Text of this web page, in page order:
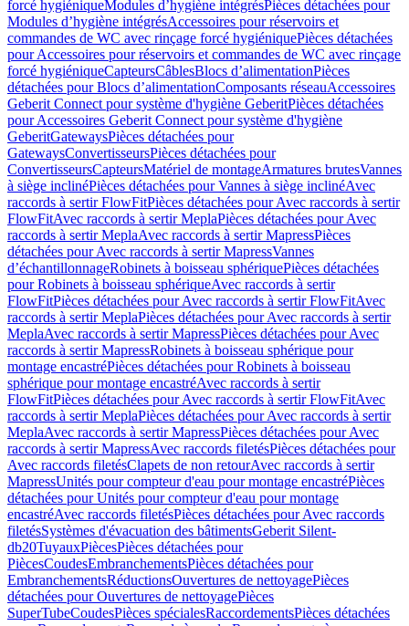
forcé hygiéniqueModules d’hygiène intégrésPièces détachées pour
Modules d’hygiène intégrésAccessoires pour réservoirs et
commandes de WC avec rinçage forcé hygiéniquePièces détachées
pour Accessoires pour réservoirs et commandes de WC avec rinçage
forcé hygiéniqueCapteursCâblesBlocs d’alimentationPièces
détachées pour Blocs d’alimentationComposants réseauAccessoires
Geberit Connect pour système d'hygiène GeberitPièces détachées
pour Accessoires Geberit Connect pour système d'hygiène
GeberitGatewaysPièces détachées pour
GatewaysConvertisseursPièces détachées pour
ConvertisseursCapteursMatériel de montageArmatures brutesVannes
à siège inclinéPièces détachées pour Vannes à siège inclinéAvec
raccords à sertir FlowFitPièces détachées pour Avec raccords à sertir
FlowFitAvec raccords à sertir MeplaPièces détachées pour Avec
raccords à sertir MeplaAvec raccords à sertir MapressPièces
détachées pour Avec raccords à sertir MapressVannes
d’échantillonnageRobinets à boisseau sphériquePièces détachées
pour Robinets à boisseau sphériqueAvec raccords à sertir
FlowFitPièces détachées pour Avec raccords à sertir FlowFitAvec
raccords à sertir MeplaPièces détachées pour Avec raccords à sertir
MeplaAvec raccords à sertir MapressPièces détachées pour Avec
raccords à sertir MapressRobinets à boisseau sphérique pour
montage encastréPièces détachées pour Robinets à boisseau
sphérique pour montage encastréAvec raccords à sertir
FlowFitPièces détachées pour Avec raccords à sertir FlowFitAvec
raccords à sertir MeplaPièces détachées pour Avec raccords à sertir
MeplaAvec raccords à sertir MapressPièces détachées pour Avec
raccords à sertir MapressAvec raccords filetésPièces détachées pour
Avec raccords filetésClapets de non retourAvec raccords à sertir
MapressUnités pour compteur d'eau pour montage encastréPièces
détachées pour Unités pour compteur d'eau pour montage
encastréAvec raccords filetésPièces détachées pour Avec raccords
filetésSystèmes d'évacuation des bâtimentsGeberit Silent-
db20TuyauxPiècesPièces détachées pour
PiècesCoudesEmbranchementsPièces détachées pour
EmbranchementsRéductionsOuvertures de nettoyagePièces
détachées pour Ouvertures de nettoyagePièces
SuperTubeCoudesPièces spécialesRaccordementsPièces détachées